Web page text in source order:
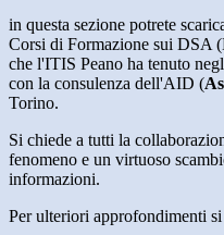
in questa sezione potrete
Corsi di Formazione sui DSA
che l'ITIS Peano ha tenuto
con la consulenza dell'AID (
Torino.
Si chiede a tutti la
fenomeno e un virtuoso
informazioni.
Per ulteriori approfondimenti